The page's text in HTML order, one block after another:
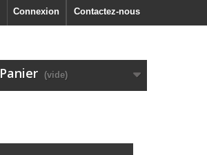
Contactez-nous
Connexion
Panier (vide)